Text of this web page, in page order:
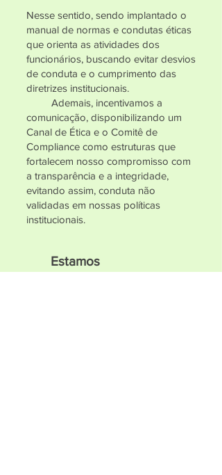
Nesse sentido, sendo implantado o
manual de normas e condutas éticas
que orienta as atividades dos
funcionários, buscando evitar desvios
de conduta e o cumprimento das
diretrizes institucionais.
Ademais, incentivamos a
comunicação, disponibilizando um
Canal de Ética e o Comitê de
Compliance como estruturas que
fortalecem nosso compromisso com
a transparência e a integridade,
evitando assim, conduta não
validadas em nossas políticas
institucionais.
Estamos